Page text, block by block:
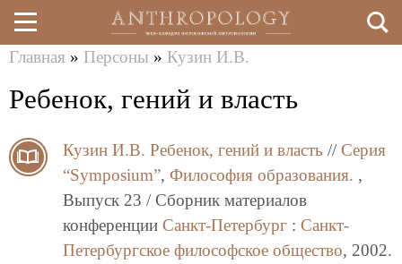
Перейти
к
здесь
Главная » Персоны » Кузин И.В.
Ребенок, гений и власть
Кузин И.В. Ребенок, гений и власть // Серия
“Symposium”, Философия образования. ,
Выпуск 23 / Сборник материалов
конференции Санкт-Петербург : Санкт-
Петербургское философское общество, 2002.